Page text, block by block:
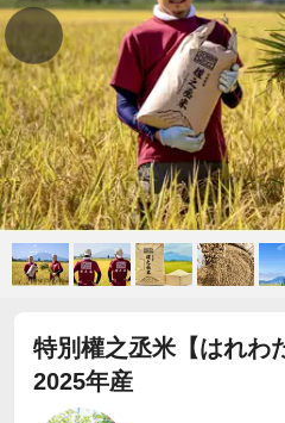
特別權之丞米【はれ
2025年産